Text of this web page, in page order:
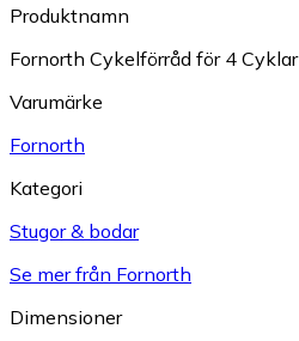
Produktnamn
Fornorth Cykelförråd för 4 Cyklar
Varumärke
Fornorth
Kategori
Stugor & bodar
Se mer från Fornorth
Dimensioner